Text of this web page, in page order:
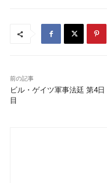
前の記事
ビル・ゲイツ軍事法廷 第4日
目